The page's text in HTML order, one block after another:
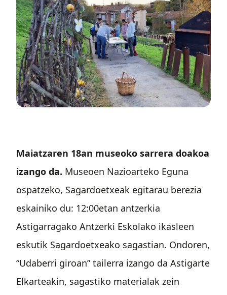
Maiatzaren 18an museoko sarrera doakoa
izango da. Museoen Nazioarteko Eguna
ospatzeko, Sagardoetxeak egitarau berezia
eskainiko du: 12:00etan antzerkia
Astigarragako Antzerki Eskolako ikasleen
eskutik Sagardoetxeako sagastian. Ondoren,
“Udaberri giroan” tailerra izango da Astigarte
Elkarteakin, sagastiko materialak zein